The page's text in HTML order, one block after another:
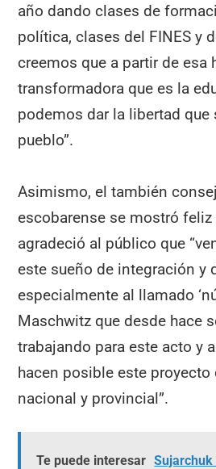
año dando clases de
política, clases del FINES y
creemos que a partir de esa
transformadora que es la
podemos dar la libertad que
pueblo”.
Asimismo, el también
escobarense se mostró
agradeció al público que
este sueño de integración y
especialmente al llamado
Maschwitz que desde hace
trabajando para este acto y
hacen posible este
nacional y provincial”.
Te puede interesar Sujarchuk